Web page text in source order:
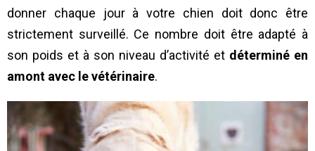
donner chaque jour à votre chien doit donc être
strictement surveillé. Ce nombre doit être adapté à
son poids et à son niveau d’activité et déterminé en
amont avec le vétérinaire.